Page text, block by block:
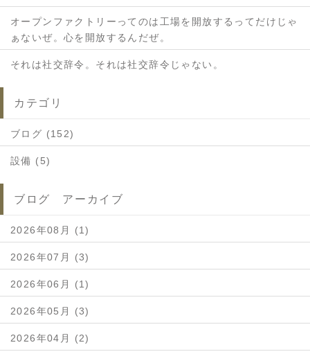
オープンファクトリーってのは工場を開放するってだけじゃ
ぁないぜ。心を開放するんだぜ。
それは社交辞令。それは社交辞令じゃない。
カテゴリ
ブログ (152)
設備 (5)
ブログ アーカイブ
2026年08月 (1)
2026年07月 (3)
2026年06月 (1)
2026年05月 (3)
2026年04月 (2)